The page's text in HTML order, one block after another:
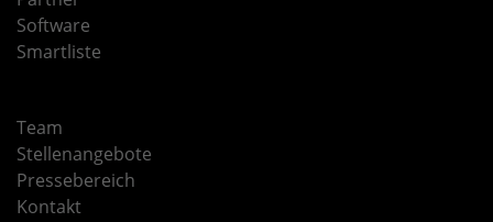
Software
Smartliste
Team
Stellenangebote
Pressebereich
Kontakt